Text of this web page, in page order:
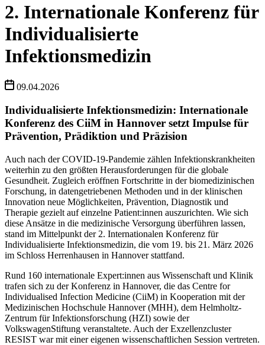
2. Internationale Konferenz für
Individualisierte
Infektionsmedizin
09.04.2026
Individualisierte Infektionsmedizin: Internationale
Konferenz des CiiM in Hannover setzt Impulse für
Prävention, Prädiktion und Präzision
Auch nach der COVID-19-Pandemie zählen Infektionskrankheiten
weiterhin zu den größten Herausforderungen für die globale
Gesundheit. Zugleich eröffnen Fortschritte in der biomedizinischen
Forschung, in datengetriebenen Methoden und in der klinischen
Innovation neue Möglichkeiten, Prävention, Diagnostik und
Therapie gezielt auf einzelne Patient:innen auszurichten. Wie sich
diese Ansätze in die medizinische Versorgung überführen lassen,
stand im Mittelpunkt der 2. Internationalen Konferenz für
Individualisierte Infektionsmedizin, die vom 19. bis 21. März 2026
im Schloss Herrenhausen in Hannover stattfand.
Rund 160 internationale Expert:innen aus Wissenschaft und Klinik
trafen sich zu der Konferenz in Hannover, die das Centre for
Individualised Infection Medicine (CiiM) in Kooperation mit der
Medizinischen Hochschule Hannover (MHH), dem Helmholtz-
Zentrum für Infektionsforschung (HZI) sowie der
VolkswagenStiftung veranstaltete. Auch der Exzellenzcluster
RESIST war mit einer eigenen wissenschaftlichen Session vertreten.